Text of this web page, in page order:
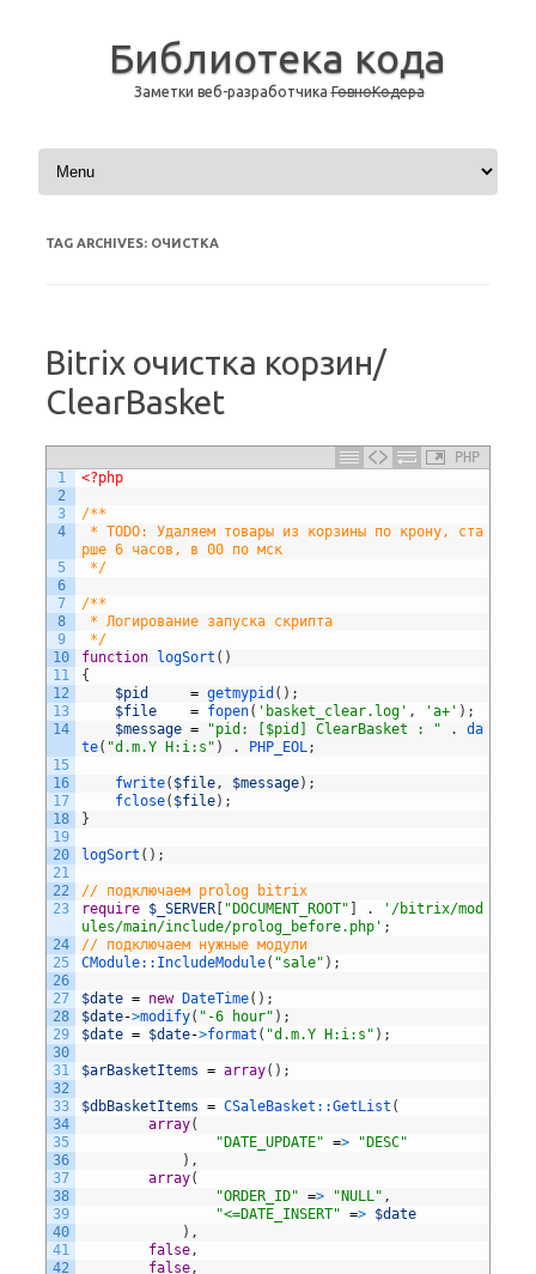
Библиотека кода
Заметки веб-разработчикаГовноКодера
Skip to content
TAG ARCHIVES: ОЧИСТКА
Bitrix очистка корзин/
ClearBasket
PHP
1
2
3
4
5
6
7
8
9
10
11
12
13
14
15
16
17
18
19
20
21
22
23
24
25
26
27
28
29
30
31
32
33
34
35
36
37
38
39
40
41
42
<?php
/**
рше 6 часов, в 00 по мск
*/
/**
* Логирование запуска скрипта
*/
function
logSort ( )
{
$pid
= getmypid ( ) ;
$file
= fopen( 'basket_clear.log' , 'a+' ) ;
$message = "pid: [$pid] ClearBasket : " .
da
te( "d.m.Y H:i:s" ) . PHP_EOL;
fwrite( $file, $message) ;
fclose( $file) ;
}
logSort ( ) ;
// подключаем prolog bitrix
require $_SERVER "DOCUMENT_ROOT" .
'/bitrix/mod
ules/main/include/prolog_before.php' ;
// подключаем нужные модули
CModule:: IncludeModule( "sale" ) ;
$date = new DateTime( ) ;
$date->modify( "-6 hour" ) ;
$date = $date->format ( "d.m.Y H:i:s" ) ;
$arBasketItems = array( ) ;
$dbBasketItems = CSaleBasket::GetList (
array(
"DATE_UPDATE" =>
"DESC"
) ,
array(
"ORDER_ID" => "NULL" ,
"<=DATE_INSERT" => $date
) ,
false,
false,